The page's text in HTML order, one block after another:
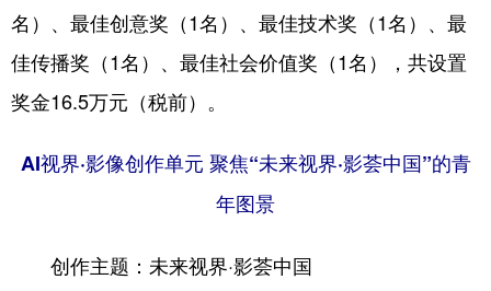
名）、最佳创意奖（1名）、最佳技术奖（1名）、最
佳传播奖（1名）、最佳社会价值奖（1名），共设置
奖金16.5万元（税前）。
AI视界·影像创作单元 聚焦“未来视界·影荟中国”的青
年图景
创作主题：未来视界·影荟中国